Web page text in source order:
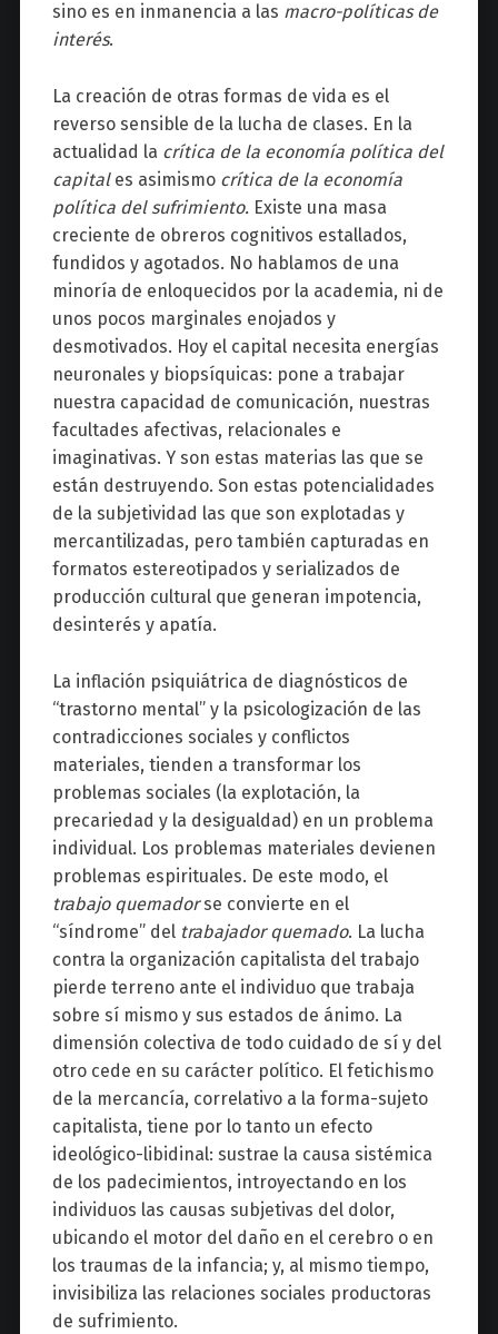
sino es en inmanencia a las macro-políticas de
interés.
La creación de otras formas de vida es el
reverso sensible de la lucha de clases. En la
actualidad la crítica de la economía política del
capitales asimismo crítica de la economía
política del sufrimiento.Existe una masa
creciente de obreros cognitivos estallados,
fundidos y agotados. No hablamos de una
minoría de enloquecidos por la academia, ni de
unos pocos marginales enojados y
desmotivados. Hoy el capital necesita energías
neuronales y biopsíquicas: pone a trabajar
nuestra capacidad de comunicación, nuestras
facultades afectivas, relacionales e
imaginativas. Y son estas materias las que se
están destruyendo. Son estas potencialidades
de la subjetividad las que son explotadas y
mercantilizadas, pero también capturadas en
formatos estereotipados y serializados de
producción cultural que generan impotencia,
desinterés y apatía.
La inflación psiquiátrica de diagnósticos de
“trastorno mental” y la psicologización de las
contradicciones sociales y conflictos
materiales, tienden a transformar los
problemas sociales (la explotación, la
precariedad y la desigualdad) en un problema
individual. Los problemas materiales devienen
problemas espirituales. De este modo, el
trabajo quemadorse convierte en el
“síndrome” del trabajador quemado. La lucha
contra la organización capitalista del trabajo
pierde terreno ante el individuo que trabaja
sobre sí mismo y sus estados de ánimo. La
dimensión colectiva de todo cuidado de sí y del
otro cede en su carácter político. El fetichismo
de la mercancía, correlativo a la forma-sujeto
capitalista, tiene por lo tanto un efecto
ideológico-libidinal: sustrae la causa sistémica
de los padecimientos, introyectando en los
individuos las causas subjetivas del dolor,
ubicando el motor del daño en el cerebro o en
los traumas de la infancia; y, al mismo tiempo,
invisibiliza las relaciones sociales productoras
de sufrimiento.